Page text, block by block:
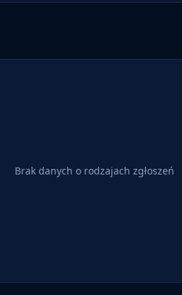
Brak danych o rodzajach zgłoszeń